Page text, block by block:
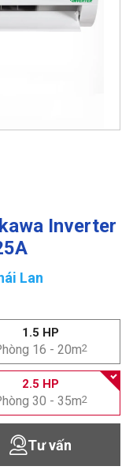
Inverter
Lan
1.5 HP
16 - 20m2
2.5 HP
30 - 35m2
Tư vấn